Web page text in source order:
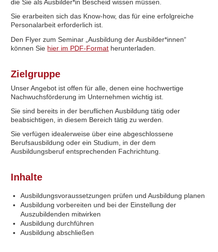
die Sie als Ausbilder*in Bescheid wissen müssen.
Sie erarbeiten sich das Know-how, das für eine erfolgreiche
Personalarbeit erforderlich ist.
Den Flyer zum Seminar „Ausbildung der Ausbilder*innen“
können Sie hier im PDF-Format herunterladen.
Zielgruppe
Unser Angebot ist offen für alle, denen eine hochwertige
Nachwuchsförderung im Unternehmen wichtig ist.
Sie sind bereits in der beruflichen Ausbildung tätig oder
beabsichtigen, in diesem Bereich tätig zu werden.
Sie verfügen idealerweise über eine abgeschlossene
Berufsausbildung oder ein Studium, in der dem
Ausbildungsberuf entsprechenden Fachrichtung.
Inhalte
Ausbildungsvoraussetzungen prüfen und Ausbildung planen
Ausbildung vorbereiten und bei der Einstellung der
Auszubildenden mitwirken
Ausbildung durchführen
Ausbildung abschließen